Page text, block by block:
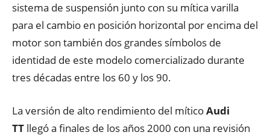
sistema de suspensión junto con su mítica varilla
para el cambio en posición horizontal por encima del
motor son también dos grandes símbolos de
identidad de este modelo comercializado durante
tres décadas entre los 60 y los 90.
La versión de alto rendimiento del míticoAudi
TT llegó a finales de los años 2000 con una revisión